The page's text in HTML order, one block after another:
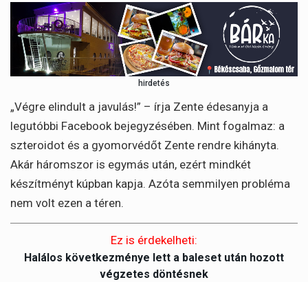
hirdetés
„Végre elindult a javulás!” – írja Zente édesanyja a
legutóbbi Facebook bejegyzésében. Mint fogalmaz: a
szteroidot és a gyomorvédőt Zente rendre kihányta.
Akár háromszor is egymás után, ezért mindkét
készítményt kúpban kapja. Azóta semmilyen probléma
nem volt ezen a téren.
Ez is érdekelheti:
Halálos következménye lett a baleset után hozott
végzetes döntésnek